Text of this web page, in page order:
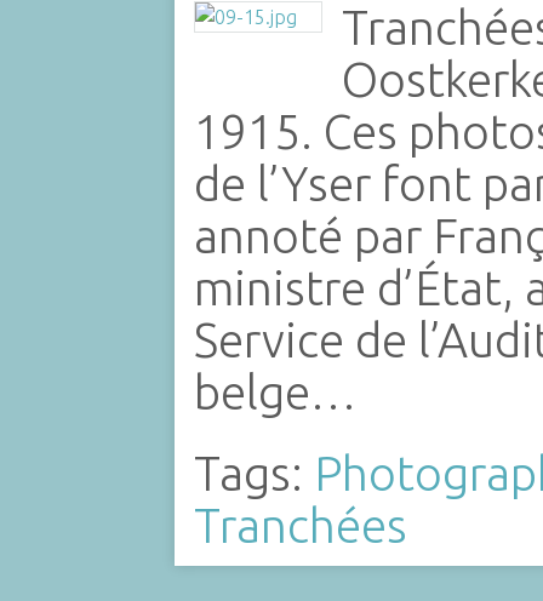
1915. Ces
de l’Yser font
annoté par
ministre d’État,
Service de
belge…
Tags:
Tranchées